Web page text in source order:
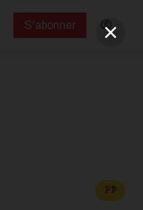
S'abonner
FP